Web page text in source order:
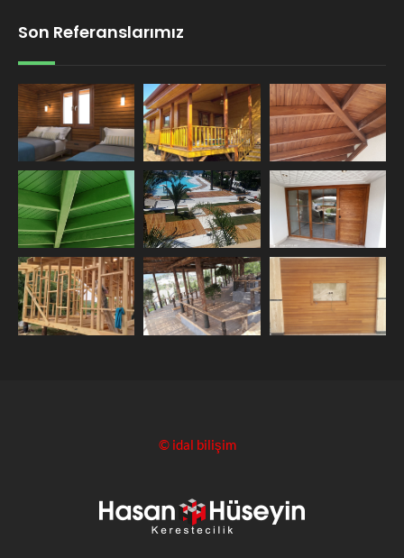
Son Referanslarımız
© idal bilişim